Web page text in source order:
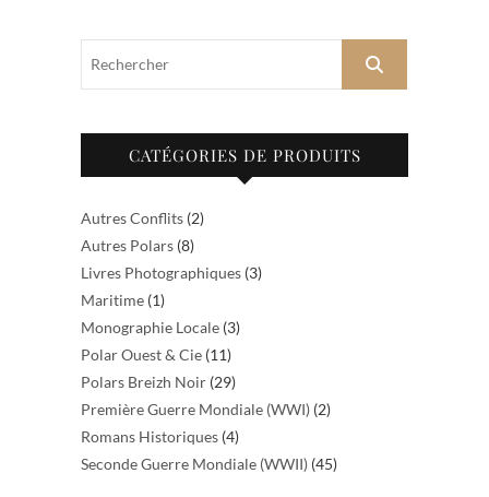
Rechercher
CATÉGORIES DE PRODUITS
Autres Conflits (2)
Autres Polars (8)
Livres Photographiques (3)
Maritime (1)
Monographie Locale (3)
Polar Ouest & Cie (11)
Polars Breizh Noir (29)
Première Guerre Mondiale (WWI) (2)
Romans Historiques (4)
Seconde Guerre Mondiale (WWII) (45)